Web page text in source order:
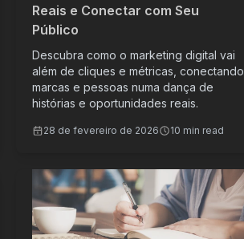
Reais e Conectar com Seu
Público
Descubra como o marketing digital vai
além de cliques e métricas, conectando
marcas e pessoas numa dança de
histórias e oportunidades reais.
28 de fevereiro de 2026 10 min read